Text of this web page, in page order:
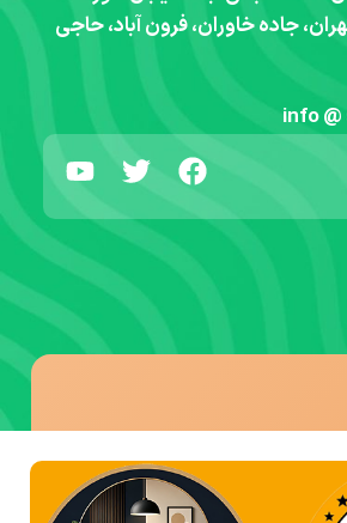
جاده خاوران، فرون آباد، حاجی
info